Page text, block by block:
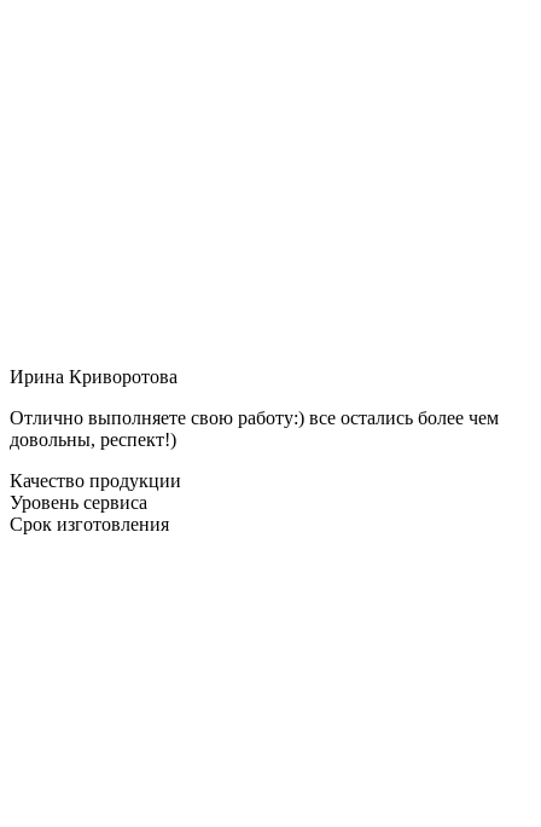
Ирина Криворотова
Отлично выполняете свою работу:) все остались более чем
довольны, респект!)
Качество продукции
Уровень сервиса
Срок изготовления